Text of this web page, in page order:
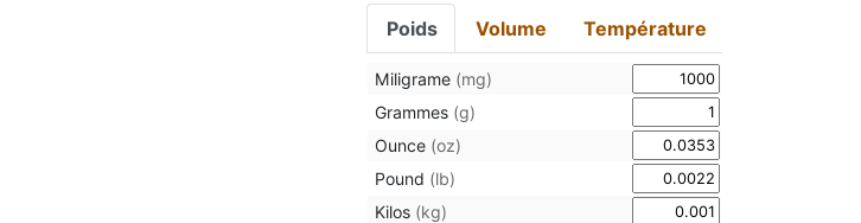
Poids Volume Température
Miligrame (mg)
Grammes (g)
Ounce (oz)
Pound (lb)
Kilos (kg)